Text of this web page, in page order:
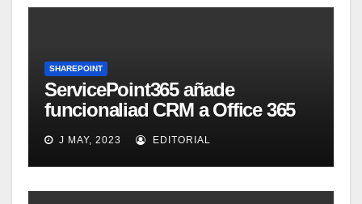
SHAREPOINT
ServicePoint365 añade
funcionaliad CRM a Office 365
SharePoint
J MAY, 2023 EDITORIAL